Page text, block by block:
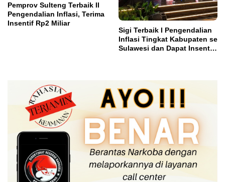
Pemprov Sulteng Terbaik II
Pengendalian Inflasi, Terima
Insentif Rp2 Miliar
Sigi Terbaik I Pengendalian
Inflasi Tingkat Kabupaten se
Sulawesi dan Dapat Insentif